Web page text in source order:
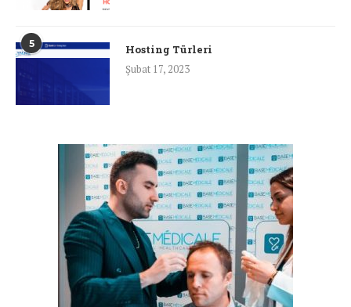
5
Hosting Türleri
Şubat 17, 2023